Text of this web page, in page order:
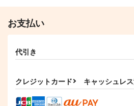
お支払い
代引き
クレジットカード キャッシュレ